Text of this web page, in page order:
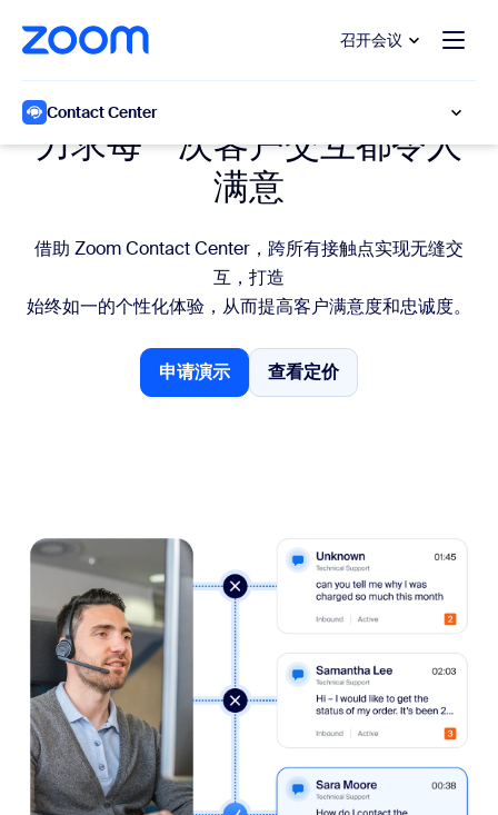
至主要内容
至帮助聊天 召开会议
Contact Center
力求每一次客户交互都令人
满意
借助 Zoom Contact Center，跨所有接触点实现无缝交
互，打造
始终如一的个性化体验，从而提高客户满意度和忠诚度。
申请演示
申请演示
查看定价
查看定价